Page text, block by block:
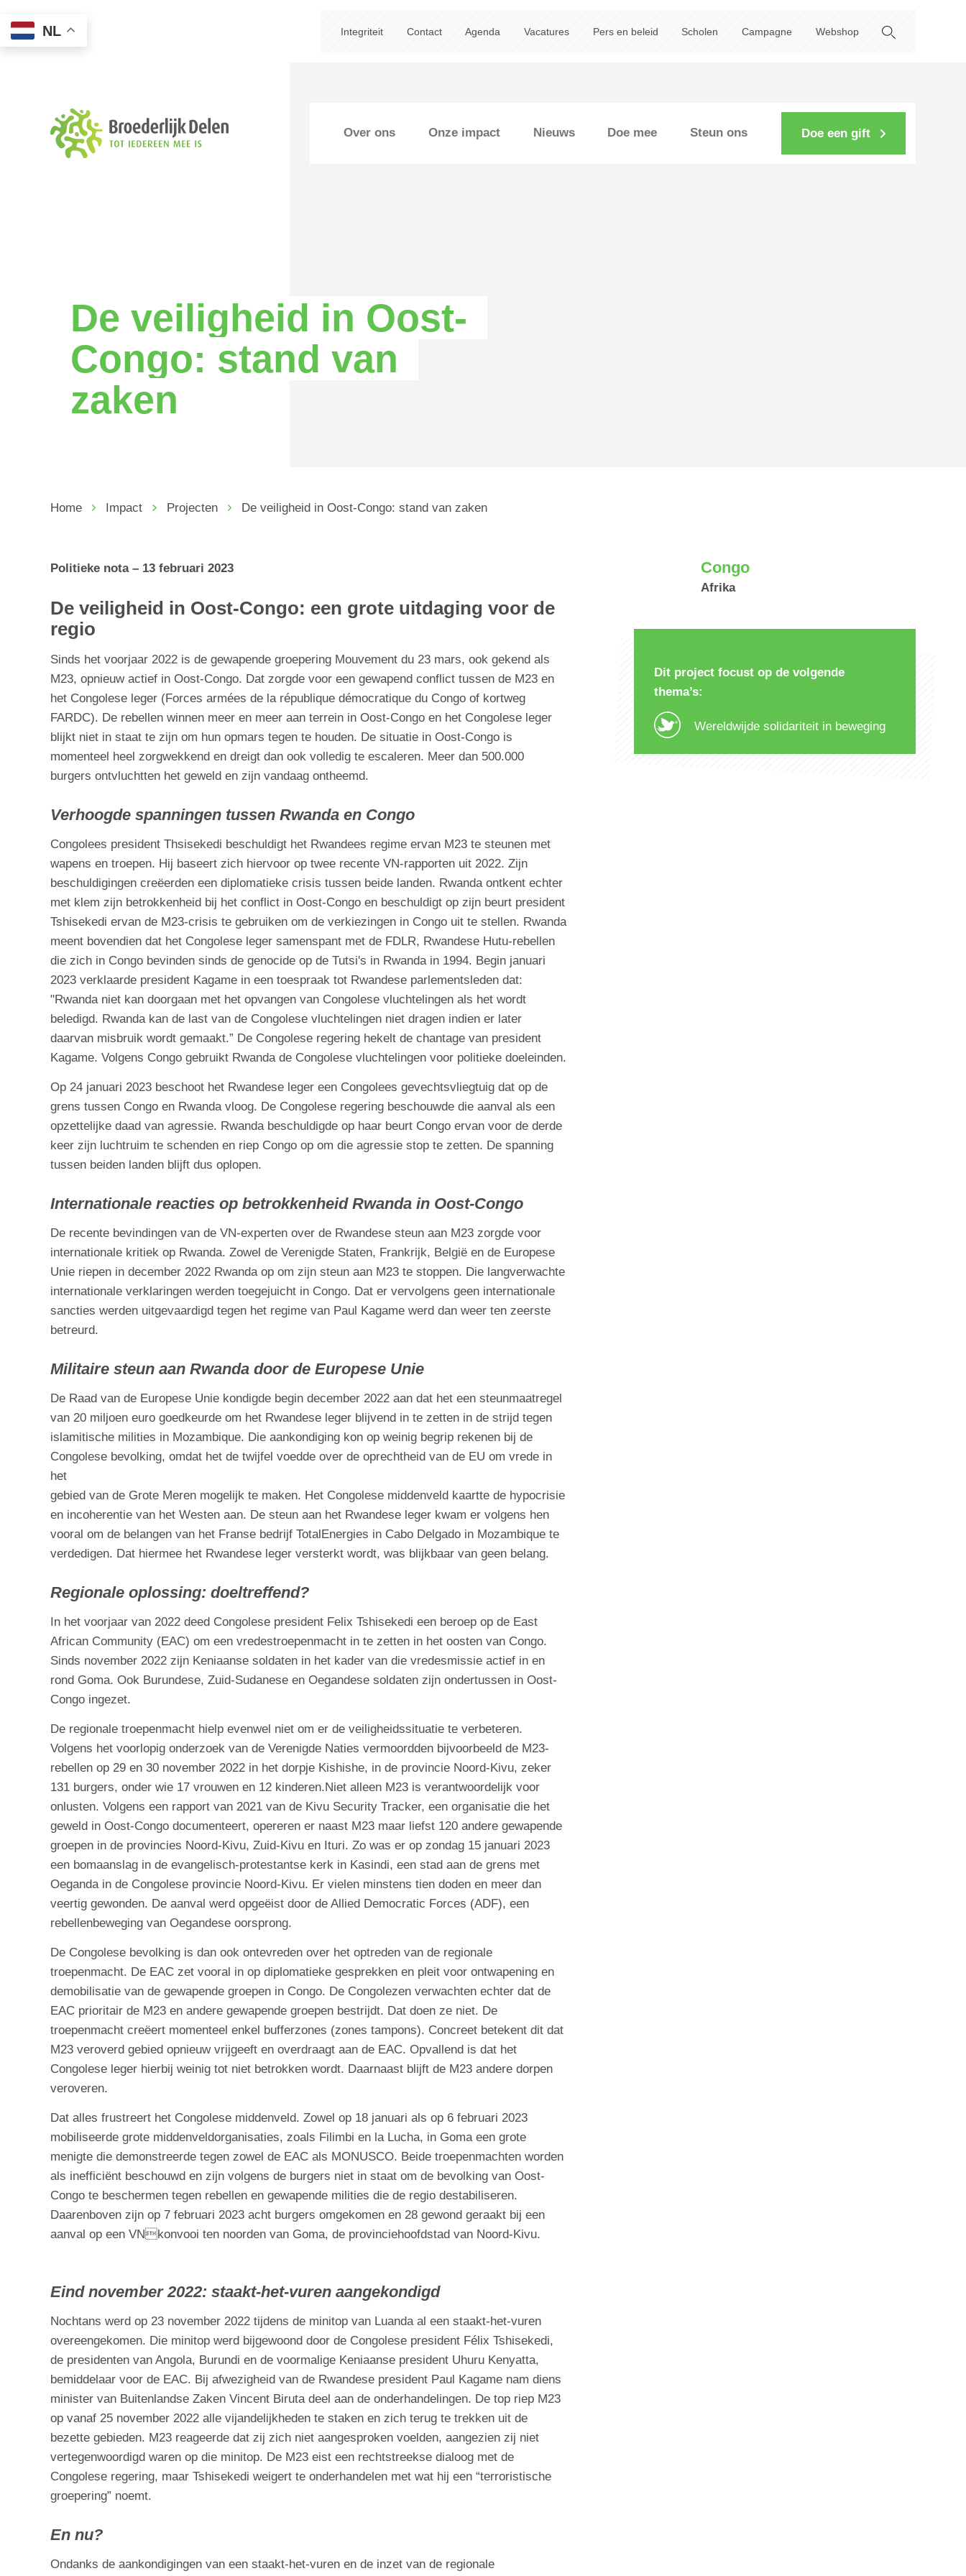
Integriteit Contact Agenda Vacatures Pers en beleid Scholen Campagne Webshop
Over ons Onze impact Nieuws Doe mee Steun ons Doe een gift
De veiligheid in Oost-
Congo: stand van
zaken
Home Impact Projecten De veiligheid in Oost-Congo: stand van zaken
Politieke nota – 13 februari 2023
De veiligheid in Oost-Congo: een grote uitdaging voor de
regio
Sinds het voorjaar 2022 is de gewapende groepering Mouvement du 23 mars, ook gekend als
M23, opnieuw actief in Oost-Congo. Dat zorgde voor een gewapend conflict tussen de M23 en
het Congolese leger (Forces armées de la république démocratique du Congo of kortweg
FARDC). De rebellen winnen meer en meer aan terrein in Oost-Congo en het Congolese leger
blijkt niet in staat te zijn om hun opmars tegen te houden. De situatie in Oost-Congo is
momenteel heel zorgwekkend en dreigt dan ook volledig te escaleren. Meer dan 500.000
burgers ontvluchtten het geweld en zijn vandaag ontheemd.
Verhoogde spanningen tussen Rwanda en Congo
Congolees president Thsisekedi beschuldigt het Rwandees regime ervan M23 te steunen met
wapens en troepen. Hij baseert zich hiervoor op twee recente VN-rapporten uit 2022. Zijn
beschuldigingen creëerden een diplomatieke crisis tussen beide landen. Rwanda ontkent echter
met klem zijn betrokkenheid bij het conflict in Oost-Congo en beschuldigt op zijn beurt president
Tshisekedi ervan de M23-crisis te gebruiken om de verkiezingen in Congo uit te stellen. Rwanda
meent bovendien dat het Congolese leger samenspant met de FDLR, Rwandese Hutu-rebellen
die zich in Congo bevinden sinds de genocide op de Tutsi's in Rwanda in 1994. Begin januari
2023 verklaarde president Kagame in een toespraak tot Rwandese parlementsleden dat:
"Rwanda niet kan doorgaan met het opvangen van Congolese vluchtelingen als het wordt
beledigd. Rwanda kan de last van de Congolese vluchtelingen niet dragen indien er later
daarvan misbruik wordt gemaakt.” De Congolese regering hekelt de chantage van president
Kagame. Volgens Congo gebruikt Rwanda de Congolese vluchtelingen voor politieke doeleinden.
Op 24 januari 2023 beschoot het Rwandese leger een Congolees gevechtsvliegtuig dat op de
grens tussen Congo en Rwanda vloog. De Congolese regering beschouwde die aanval als een
opzettelijke daad van agressie. Rwanda beschuldigde op haar beurt Congo ervan voor de derde
keer zijn luchtruim te schenden en riep Congo op om die agressie stop te zetten. De spanning
tussen beiden landen blijft dus oplopen.
Internationale reacties op betrokkenheid Rwanda in Oost-Congo
De recente bevindingen van de VN-experten over de Rwandese steun aan M23 zorgde voor
internationale kritiek op Rwanda. Zowel de Verenigde Staten, Frankrijk, België en de Europese
Unie riepen in december 2022 Rwanda op om zijn steun aan M23 te stoppen. Die langverwachte
internationale verklaringen werden toegejuicht in Congo. Dat er vervolgens geen internationale
sancties werden uitgevaardigd tegen het regime van Paul Kagame werd dan weer ten zeerste
betreurd.
Militaire steun aan Rwanda door de Europese Unie
De Raad van de Europese Unie kondigde begin december 2022 aan dat het een steunmaatregel
van 20 miljoen euro goedkeurde om het Rwandese leger blijvend in te zetten in de strijd tegen
islamitische milities in Mozambique. Die aankondiging kon op weinig begrip rekenen bij de
Congolese bevolking, omdat het de twijfel voedde over de oprechtheid van de EU om vrede in
het
gebied van de Grote Meren mogelijk te maken. Het Congolese middenveld kaartte de hypocrisie
en incoherentie van het Westen aan. De steun aan het Rwandese leger kwam er volgens hen
vooral om de belangen van het Franse bedrijf TotalEnergies in Cabo Delgado in Mozambique te
verdedigen. Dat hiermee het Rwandese leger versterkt wordt, was blijkbaar van geen belang.
Regionale oplossing: doeltreffend?
In het voorjaar van 2022 deed Congolese president Felix Tshisekedi een beroep op de East
African Community (EAC) om een vredestroepenmacht in te zetten in het oosten van Congo.
Sinds november 2022 zijn Keniaanse soldaten in het kader van die vredesmissie actief in en
rond Goma. Ook Burundese, Zuid-Sudanese en Oegandese soldaten zijn ondertussen in Oost-
Congo ingezet.
De regionale troepenmacht hielp evenwel niet om er de veiligheidssituatie te verbeteren.
Volgens het voorlopig onderzoek van de Verenigde Naties vermoordden bijvoorbeeld de M23-
rebellen op 29 en 30 november 2022 in het dorpje Kishishe, in de provincie Noord-Kivu, zeker
131 burgers, onder wie 17 vrouwen en 12 kinderen.Niet alleen M23 is verantwoordelijk voor
onlusten. Volgens een rapport van 2021 van de Kivu Security Tracker, een organisatie die het
geweld in Oost-Congo documenteert, opereren er naast M23 maar liefst 120 andere gewapende
groepen in de provincies Noord-Kivu, Zuid-Kivu en Ituri. Zo was er op zondag 15 januari 2023
een bomaanslag in de evangelisch-protestantse kerk in Kasindi, een stad aan de grens met
Oeganda in de Congolese provincie Noord-Kivu. Er vielen minstens tien doden en meer dan
veertig gewonden. De aanval werd opgeëist door de Allied Democratic Forces (ADF), een
rebellenbeweging van Oegandese oorsprong.
De Congolese bevolking is dan ook ontevreden over het optreden van de regionale
troepenmacht. De EAC zet vooral in op diplomatieke gesprekken en pleit voor ontwapening en
demobilisatie van de gewapende groepen in Congo. De Congolezen verwachten echter dat de
EAC prioritair de M23 en andere gewapende groepen bestrijdt. Dat doen ze niet. De
troepenmacht creëert momenteel enkel bufferzones (zones tampons). Concreet betekent dit dat
M23 veroverd gebied opnieuw vrijgeeft en overdraagt aan de EAC. Opvallend is dat het
Congolese leger hierbij weinig tot niet betrokken wordt. Daarnaast blijft de M23 andere dorpen
veroveren.
Dat alles frustreert het Congolese middenveld. Zowel op 18 januari als op 6 februari 2023
mobiliseerde grote middenveldorganisaties, zoals Filimbi en la Lucha, in Goma een grote
menigte die demonstreerde tegen zowel de EAC als MONUSCO. Beide troepenmachten worden
als inefficiënt beschouwd en zijn volgens de burgers niet in staat om de bevolking van Oost-
Congo te beschermen tegen rebellen en gewapende milities die de regio destabiliseren.
Daarenboven zijn op 7 februari 2023 acht burgers omgekomen en 28 gewond geraakt bij een
aanval op een VNkonvooi ten noorden van Goma, de provinciehoofdstad van Noord-Kivu.
Eind november 2022: staakt-het-vuren aangekondigd
Nochtans werd op 23 november 2022 tijdens de minitop van Luanda al een staakt-het-vuren
overeengekomen. Die minitop werd bijgewoond door de Congolese president Félix Tshisekedi,
de presidenten van Angola, Burundi en de voormalige Keniaanse president Uhuru Kenyatta,
bemiddelaar voor de EAC. Bij afwezigheid van de Rwandese president Paul Kagame nam diens
minister van Buitenlandse Zaken Vincent Biruta deel aan de onderhandelingen. De top riep M23
op vanaf 25 november 2022 alle vijandelijkheden te staken en zich terug te trekken uit de
bezette gebieden. M23 reageerde dat zij zich niet aangesproken voelden, aangezien zij niet
vertegenwoordigd waren op die minitop. De M23 eist een rechtstreekse dialoog met de
Congolese regering, maar Tshisekedi weigert te onderhandelen met wat hij een “terroristische
groepering” noemt.
En nu?
Ondanks de aankondigingen van een staakt-het-vuren en de inzet van de regionale
Congo
Afrika
Dit project focust op de volgende
thema’s:
Wereldwijde solidariteit in beweging
NL